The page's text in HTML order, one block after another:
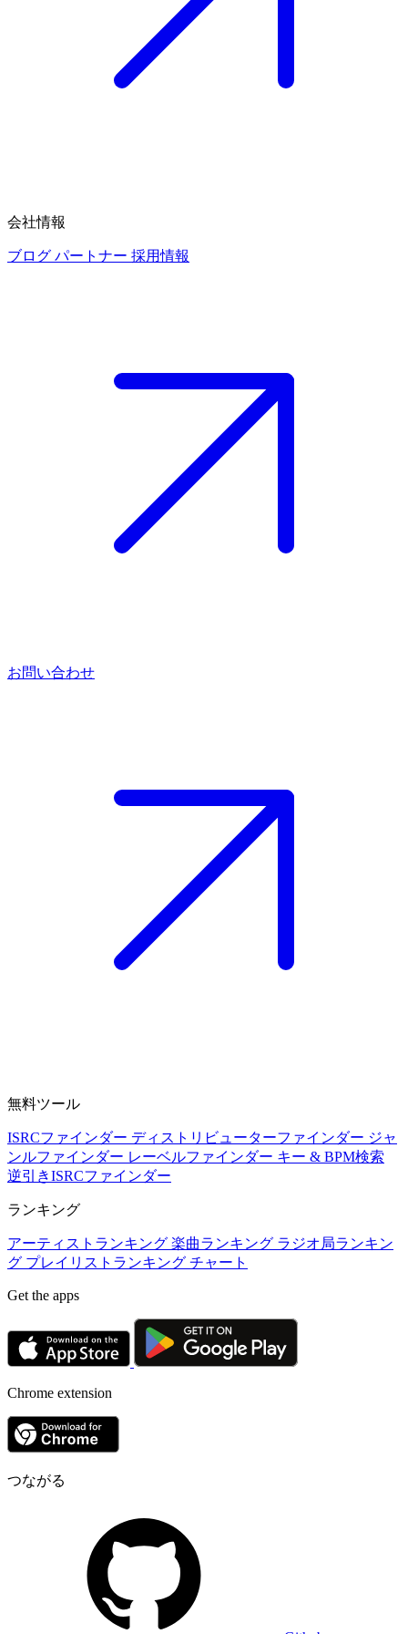
会社情報
ブログ パートナー 採用情報
お問い合わせ
無料ツール
ISRCファインダー ディストリビューターファインダー ジャ
ンルファインダー レーベルファインダー キー & BPM検索
逆引きISRCファインダー
ランキング
アーティストランキング 楽曲ランキング ラジオ局ランキン
グ プレイリストランキング チャート
Get the apps
Chrome extension
つながる